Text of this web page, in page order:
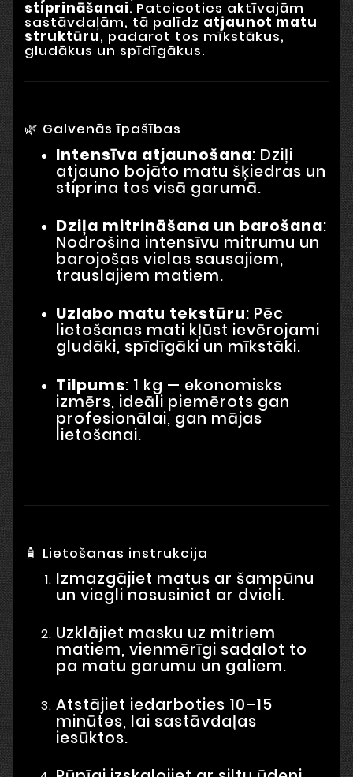
stiprināšanai. Pateicoties aktīvajām
sastāvdaļām, tā palīdz atjaunot matu
struktūru, padarot tos mīkstākus,
gludākus un spīdīgākus.
🌿 Galvenās īpašības
Intensīva atjaunošana: Dziļi
atjauno bojāto matu šķiedras un
stiprina tos visā garumā.
Dziļa mitrināšana un barošana:
Nodrošina intensīvu mitrumu un
barojošas vielas sausajiem,
trauslajiem matiem.
Uzlabo matu tekstūru: Pēc
lietošanas mati kļūst ievērojami
gludāki, spīdīgāki un mīkstāki.
Tilpums: 1 kg — ekonomisks
izmērs, ideāli piemērots gan
profesionālai, gan mājas
lietošanai.
🧴 Lietošanas instrukcija
Izmazgājiet matus ar šampūnu
un viegli nosusiniet ar dvieli.
Uzklājiet masku uz mitriem
matiem, vienmērīgi sadalot to
pa matu garumu un galiem.
Atstājiet iedarboties 10–15
minūtes, lai sastāvdaļas
iesūktos.